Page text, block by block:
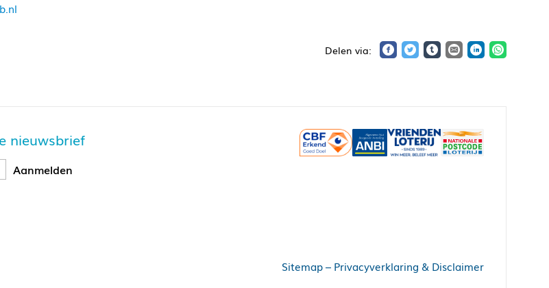
nieuwsbrief
Sitemap– Privacyverklaring & Disclaimer